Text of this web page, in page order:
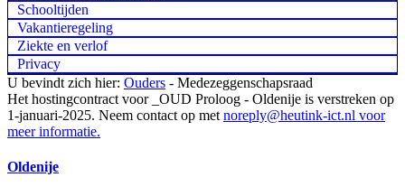
Schooltijden
Vakantieregeling
Ziekte en verlof
Privacy
U bevindt zich hier: Ouders - Medezeggenschapsraad
Het hostingcontract voor _OUD Proloog - Oldenije is verstreken op
1-januari-2025. Neem contact op met noreply@heutink-ict.nl voor
meer informatie.
Oldenije